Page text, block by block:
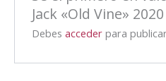
Jack «Old Vine»
Debesacceder para